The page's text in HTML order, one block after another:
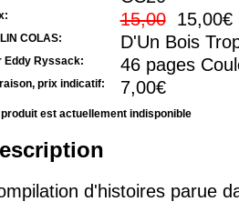
15,0015,00€
COLAS: D'Un Bois
Eddy Ryssack: 46 pages
prix indicatif: 7,00€
est actuellement indisponible
d'histoires parue